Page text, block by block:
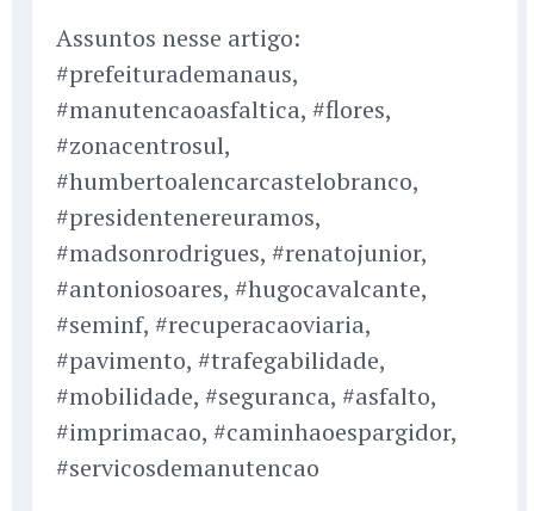
Assuntos nesse artigo:
#prefeiturademanaus,
#manutencaoasfaltica, #flores,
#zonacentrosul,
#humbertoalencarcastelobranco,
#presidentenereuramos,
#madsonrodrigues, #renatojunior,
#antoniosoares, #hugocavalcante,
#seminf, #recuperacaoviaria,
#pavimento, #trafegabilidade,
#mobilidade, #seguranca, #asfalto,
#imprimacao, #caminhaoespargidor,
#servicosdemanutencao